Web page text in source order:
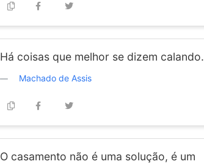
Há coisas que melhor se dizem calando.
Machado de Assis
O casamento não é uma solução, é um